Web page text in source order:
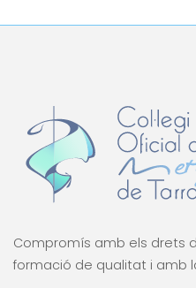
Compromís amb els drets
formació de qualitat i amb